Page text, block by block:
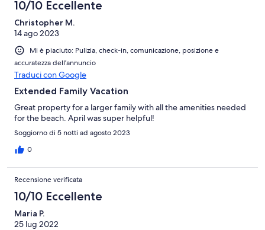
10/10 Eccellente
Christopher M.
14 ago 2023
Mi è piaciuto: Pulizia, check-in, comunicazione, posizione e
accuratezza dell’annuncio
Traduci con Google
Extended Family Vacation
Great property for a larger family with all the amenities needed
for the beach. April was super helpful!
Soggiorno di 5 notti ad agosto 2023
0
Recensione verificata
10/10 Eccellente
Maria P.
25 lug 2022